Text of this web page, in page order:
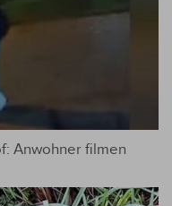
Anwohner filmen